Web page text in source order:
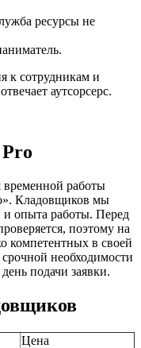
ресурсы не
к сотрудникам и
аутсорсерс.
временной работы
Кладовщиков мы
опыта работы. Перед
поэтому на
компетентных в своей
необходимости
подачи заявки.
Цена